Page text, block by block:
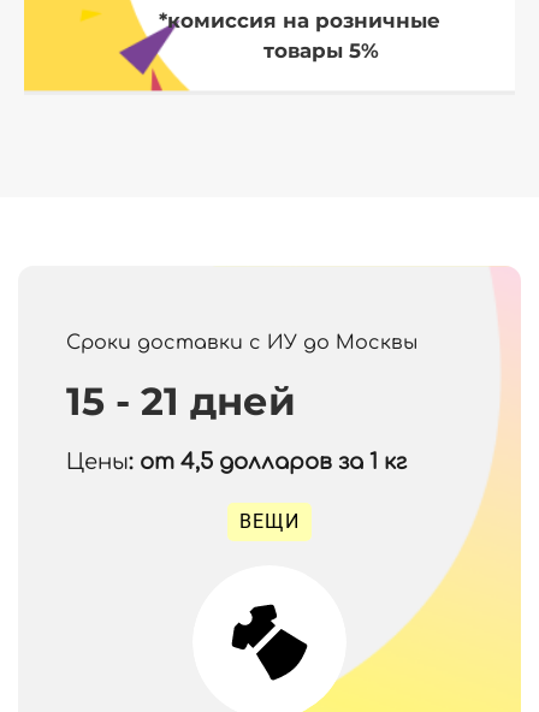
*комиссия на розничные
товары 5%
Сроки доставки с ИУ до Москвы
15 - 21 дней
Цены: от 4,5 долларов за 1 кг
ВЕЩИ